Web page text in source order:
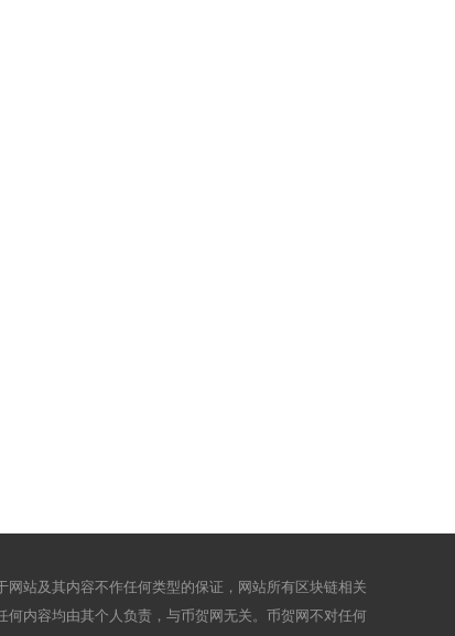
站及其内容不作任何类型的保证，网站所有区块链相关
内容均由其个人负责，与币贺网无关。币贺网不对任何